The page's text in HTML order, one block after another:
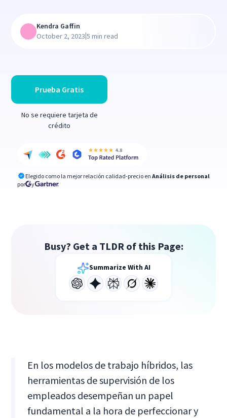
Prueba Gratis
No se requiere tarjeta de
crédito
Elegido como la mejor relación calidad-precio en Análisis de personal
por
y
Kendra Gaffin
October 2, 2023|5 min read
Busy? Get a TLDR of this Page:
Summarize With AI
En los modelos de trabajo híbridos, las
herramientas de supervisión de los
empleados desempeñan un papel
fundamental a la hora de perfeccionar y